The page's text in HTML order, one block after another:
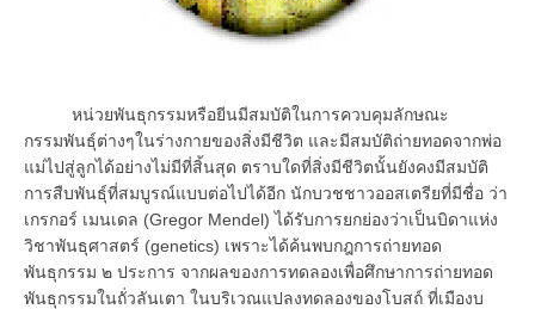
หน่วยพันธุกรรมหรือยีนมีสมบัติในการควบคุมลักษณะ
กรรมพันธุ์ต่างๆในร่างกายของสิ่งมีชีวิต และมีสมบัติถ่ายทอดจากพ่อ
แม่ไปสู่ลูกได้อย่างไม่มีที่สิ้นสุด ตราบใดที่สิ่งมีชีวิตนั้นยังคงมีสมบัติ
การสืบพันธุ์ที่สมบูรณ์แบบต่อไปได้อีก นักบวชชาวออสเตรียที่มีชื่อ ว่า
เกรกอร์ เมนเดล (Gregor Mendel) ได้รับการยกย่องว่าเป็นบิดาแห่ง
วิชาพันธุศาสตร์ (genetics) เพราะได้ค้นพบกฎการถ่ายทอด
พันธุกรรม ๒ ประการ จากผลของการทดลองเพื่อศึกษาการถ่ายทอด
พันธุกรรมในถั่วลันเตา ในบริเวณแปลงทดลองของโบสถ์ ที่เมืองบ